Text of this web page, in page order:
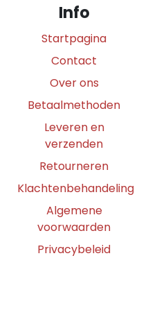
Info
Startpagina
Contact
Over ons
Betaalmethoden
Leveren en
verzenden
Retourneren
Klachtenbehandeling
Algemene
voorwaarden
Privacybeleid